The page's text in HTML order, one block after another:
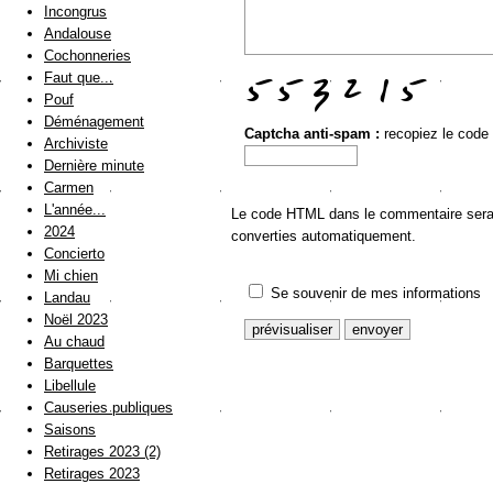
Captcha anti-spam : recopiez le code
Le code HTML dans le commentaire
converties automatiquement.
Se souvenir de mes informations
Incongrus
Andalouse
Cochonneries
Faut que...
Pouf
Déménagement
Archiviste
Dernière minute
Carmen
L'année...
2024
Concierto
Mi chien
Landau
Noël 2023
Au chaud
Barquettes
Libellule
Causeries publiques
Saisons
Retirages 2023 (2)
Retirages 2023